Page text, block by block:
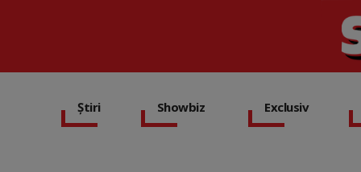
Știri Showbiz Exclusiv